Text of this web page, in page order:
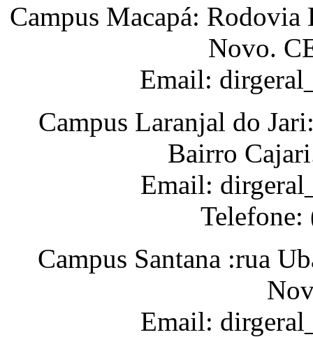
Campus Macapá:
Novo.
Email:
Campus Laranjal do
Bairro
Email:
Campus Santana :rua
Email: